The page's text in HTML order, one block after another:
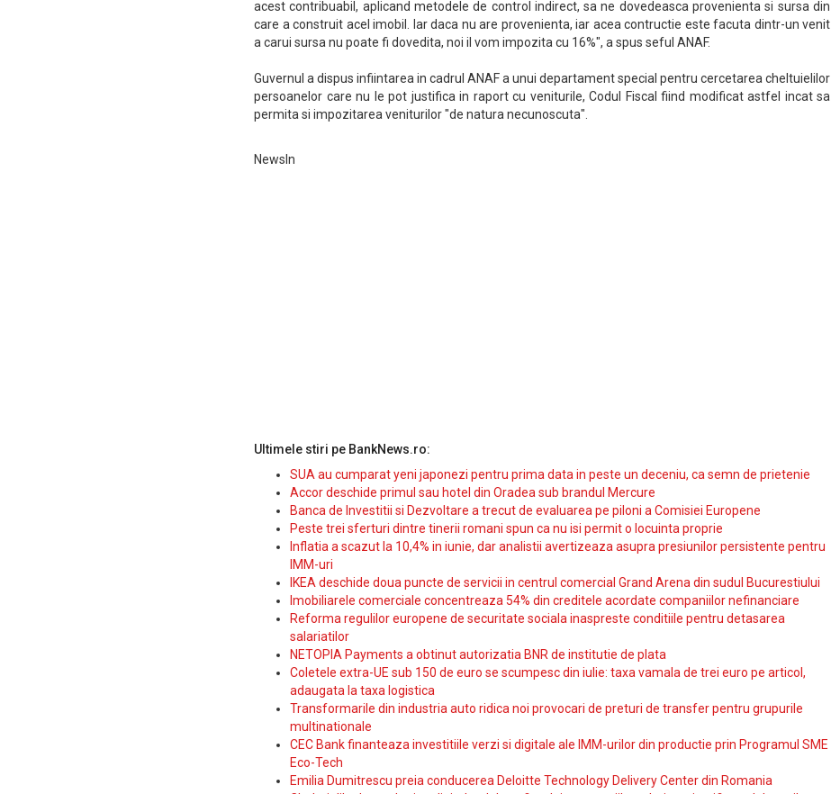
acest contribuabil, aplicand metodele de control indirect, sa ne dovedeasca provenienta si sursa din
care a construit acel imobil. Iar daca nu are provenienta, iar acea contructie este facuta dintr-un venit
a carui sursa nu poate fi dovedita, noi il vom impozita cu 16%", a spus seful ANAF.
Guvernul a dispus infiintarea in cadrul ANAF a unui departament special pentru cercetarea cheltuielilor
persoanelor care nu le pot justifica in raport cu veniturile, Codul Fiscal fiind modificat astfel incat sa
permita si impozitarea veniturilor "de natura necunoscuta".
NewsIn
Ultimele stiri pe BankNews.ro:
SUA au cumparat yeni japonezi pentru prima data in peste un deceniu, ca semn de prietenie
Accor deschide primul sau hotel din Oradea sub brandul Mercure
Banca de Investitii si Dezvoltare a trecut de evaluarea pe piloni a Comisiei Europene
Peste trei sferturi dintre tinerii romani spun ca nu isi permit o locuinta proprie
Inflatia a scazut la 10,4% in iunie, dar analistii avertizeaza asupra presiunilor persistente pentru
IMM-uri
IKEA deschide doua puncte de servicii in centrul comercial Grand Arena din sudul Bucurestiului
Imobiliarele comerciale concentreaza 54% din creditele acordate companiilor nefinanciare
Reforma regulilor europene de securitate sociala inaspreste conditiile pentru detasarea
salariatilor
NETOPIA Payments a obtinut autorizatia BNR de institutie de plata
Coletele extra-UE sub 150 de euro se scumpesc din iulie: taxa vamala de trei euro pe articol,
adaugata la taxa logistica
Transformarile din industria auto ridica noi provocari de preturi de transfer pentru grupurile
multinationale
CEC Bank finanteaza investitiile verzi si digitale ale IMM-urilor din productie prin Programul SME
Eco-Tech
Emilia Dumitrescu preia conducerea Deloitte Technology Delivery Center din Romania